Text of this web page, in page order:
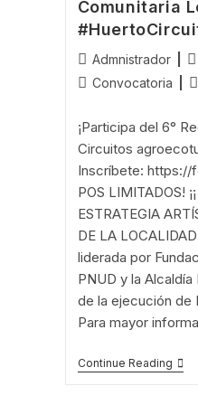
Bici
Comunitaria
Post
author:
Admnistrador
PostConvocatoria
¡Participa del 6°
Circuitos
Inscríbete: https://
POS LIMITADOS!
ESTRATEGIA
DE LA
liderada por
PNUD y la
de la ejecución de
Para mayor
Continue Reading
6°